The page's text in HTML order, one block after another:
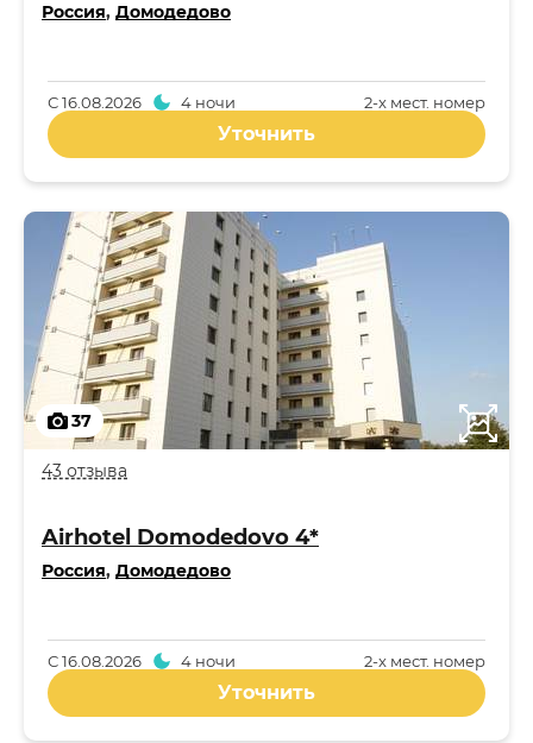
Россия, Домодедово
2-x мест. номер
С16.08.2026 4 ночи
Уточнить
37
43 отзыва
Airhotel Domodedovo 4*
Россия, Домодедово
2-x мест. номер
С16.08.2026 4 ночи
Уточнить